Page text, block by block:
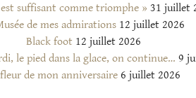
suffisant comme triomphe » 31 juillet
de mes admirations 12 juillet 2026
Black foot 12 juillet 2026
le pied dans la glace, on continue… 9
de mon anniversaire 6 juillet 2026